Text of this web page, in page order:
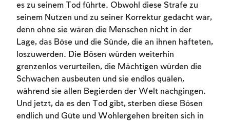
es zu seinem Tod führte. Obwohl diese Strafe zu
seinem Nutzen und zu seiner Korrektur gedacht war,
denn ohne sie wären die Menschen nicht in der
Lage, das Böse und die Sünde, die an ihnen hafteten,
loszuwerden. Die Bösen würden weiterhin
grenzenlos verurteilen, die Mächtigen würden die
Schwachen ausbeuten und sie endlos quälen,
während sie allen Begierden der Welt nachgingen.
Und jetzt, da es den Tod gibt, sterben diese Bösen
endlich und Güte und Wohlergehen breiten sich in